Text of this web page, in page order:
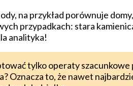
na przykład porównuje
przypadkach: stara
analityka!
tylko operaty
to, że nawet